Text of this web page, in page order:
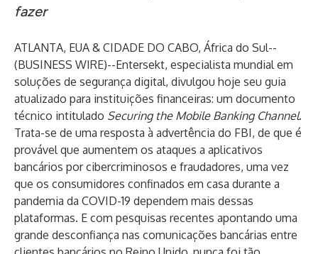
fazer
ATLANTA, EUA & CIDADE DO CABO, África do Sul--
(BUSINESS WIRE)--Entersekt, especialista mundial em
soluções de segurança digital, divulgou hoje seu guia
atualizado para instituições financeiras: um documento
técnico intitulado Securing the Mobile Banking Channel.
Trata-se de uma resposta à advertência do FBI, de que é
provável que aumentem os ataques a aplicativos
bancários por cibercriminosos e fraudadores, uma vez
que os consumidores confinados em casa durante a
pandemia da COVID-19 dependem mais dessas
plataformas. E com pesquisas recentes apontando uma
grande desconfiança nas comunicações bancárias entre